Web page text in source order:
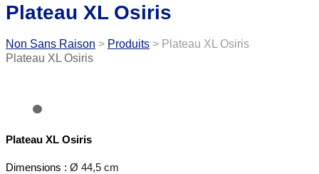
Plateau XL Osiris
Non Sans Raison > Produits > Plateau XL Osiris
Plateau XL Osiris
Plateau XL Osiris
Dimensions : Ø 44,5 cm